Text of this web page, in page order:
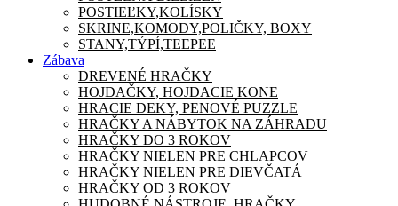
POSTIEĽKY,KOLÍSKY
SKRINE,KOMODY,POLIČKY, BOXY
STANY,TÝPÍ,TEEPEE
Zábava
DREVENÉ HRAČKY
HOJDAČKY, HOJDACIE KONE
HRACIE DEKY, PENOVÉ PUZZLE
HRAČKY A NÁBYTOK NA ZÁHRADU
HRAČKY DO 3 ROKOV
HRAČKY NIELEN PRE CHLAPCOV
HRAČKY NIELEN PRE DIEVČATÁ
HRAČKY OD 3 ROKOV